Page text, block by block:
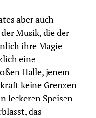
aber auch
Musik, die der
ihre Magie
eine
Halle, jenem
keine Grenzen
leckeren Speisen
das